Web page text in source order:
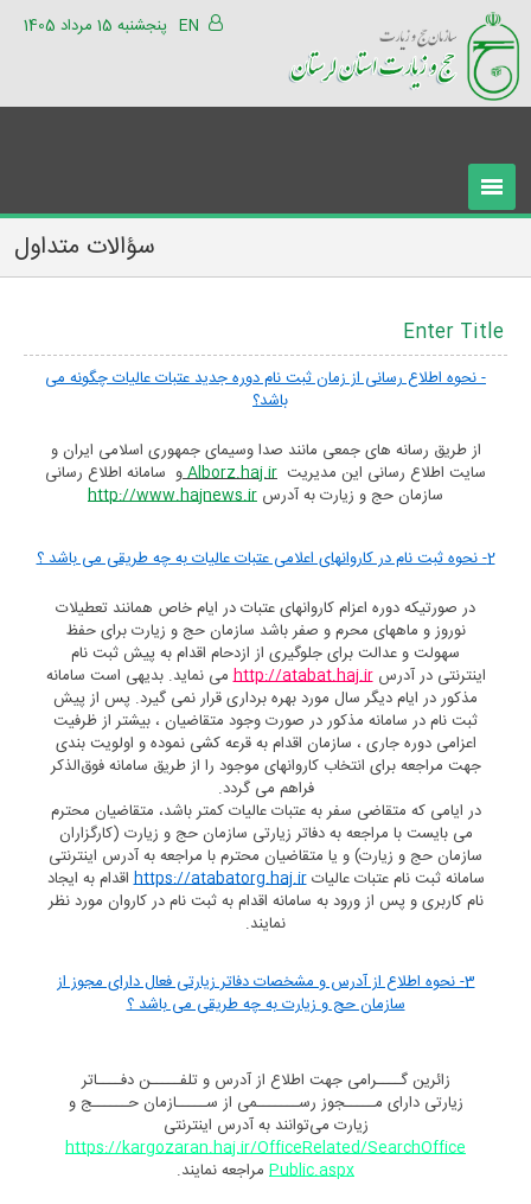
پنجشنبه 15 مرداد 1405 EN
سؤالات متداول
Enter Title
- نحوه اطلاع رسانی از زمان ثبت نام دوره جدید عتبات عالیات چگونه می
باشد؟
از طریق رسانه های جمعی مانند صدا وسیمای جمهوری اسلامی ایران و
سایت اطلاع رسانی این مدیریت Alborz.haj.irو سامانه اطلاع رسانی
سازمان حج و زیارت به آدرس http://www.hajnews.ir
2- نحوه ثبت نام در کاروانهای اعلامی عتبات عالیات به چه طریقی می باشد ؟
در صورتیکه دوره اعزام کاروانهای عتبات در ایام خاص همانند تعطیلات
نوروز و ماههای محرم و صفر باشد سازمان حج و زیارت برای حفظ
سهولت و عدالت برای جلوگیری از ازدحام اقدام به پیش ثبت نام
اینترنتی در آدرسhttp://atabat.haj.irمی نماید. بدیهی است سامانه
مذکور در ایام دیگر سال مورد بهره برداری قرار نمی گیرد. پس از پیش
ثبت نام در سامانه مذکور در صورت وجود متقاضیان ، بیشتر از ظرفیت
اعزامی دوره جاری ، سازمان اقدام به قرعه کشی نموده و اولویت بندی
جهت مراجعه برای انتخاب کاروانهای موجود را از طریق سامانه فوق‌الذکر
فراهم می گردد.
در ایامی که متقاضی سفر به عتبات عالیات کمتر باشد، متقاضیان محترم
می بایست با مراجعه به دفاتر زیارتی سازمان حج و زیارت (کارگزاران
سازمان حج و زیارت) و یا متقاضیان محترم با مراجعه به آدرس اینترنتی
سامانه ثبت نام عتبات عالیاتhttps://atabatorg.haj.irاقدام به ایجاد
نام کاربری و پس از ورود به سامانه اقدام به ثبت نام در کاروان مورد نظر
نمایند.
3- نحوه اطلاع از آدرس و مشخصات دفاتر زیارتی فعال دارای مجوز از
سازمان حج و زیارت به چه طریقی می باشد ؟
زائرین گــــرامی جهت اطلاع از آدرس و تلفـــــن دفــــاتر
زیارتی دارای مـــــجوز رســـــــمی از ســـــازمان حــــــج و
زیارت می‌توانند به آدرس اینترنتی
https://kargozaran.haj.ir/OfficeRelated/SearchOffice
Public.aspx مراجعه نمایند.